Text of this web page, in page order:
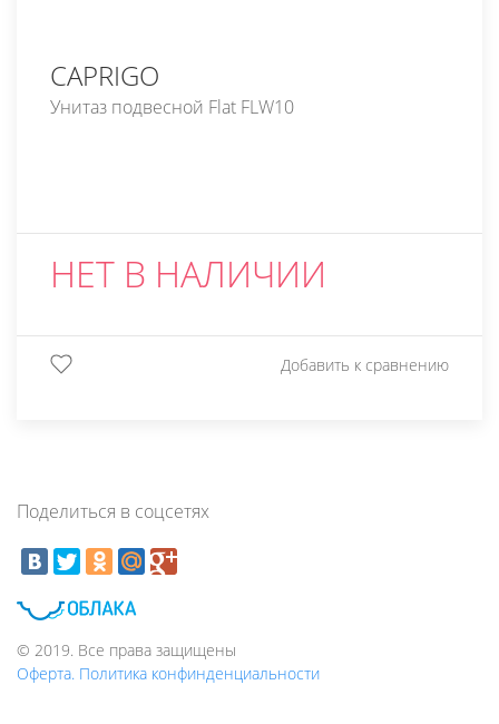
CAPRIGO
Унитаз подвесной Flat FLW10
НЕТ В НАЛИЧИИ
Добавить к сравнению
Поделиться в соцсетях
© 2019. Все права защищены
Оферта. Политика конфинденциальности